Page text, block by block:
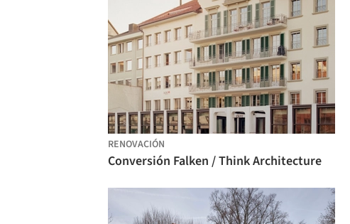
RENOVACIÓN
Conversión Falken / Think Architecture